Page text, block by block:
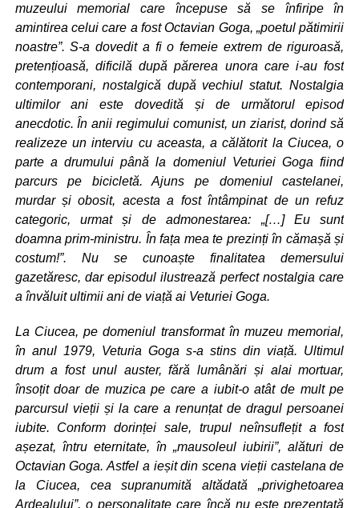
muzeului memorial care începuse să se înfiripe în
amintirea celui care a fost Octavian Goga, „poetul pătimirii
noastre”. S-a dovedit a fi o femeie extrem de riguroasă,
pretențioasă, dificilă după părerea unora care i-au fost
contemporani, nostalgică după vechiul statut. Nostalgia
ultimilor ani este dovedită și de următorul episod
anecdotic. În anii regimului comunist, un ziarist, dorind să
realizeze un interviu cu aceasta, a călătorit la Ciucea, o
parte a drumului până la domeniul Veturiei Goga fiind
parcurs pe bicicletă. Ajuns pe domeniul castelanei,
murdar și obosit, acesta a fost întâmpinat de un refuz
categoric, urmat și de admonestarea: „[…] Eu sunt
doamna prim-ministru. În fața mea te prezinți în cămașă și
costum!”. Nu se cunoaște finalitatea demersului
gazetăresc, dar episodul ilustrează perfect nostalgia care
a învăluit ultimii ani de viață ai Veturiei Goga.
La Ciucea, pe domeniul transformat în muzeu memorial,
în anul 1979, Veturia Goga s-a stins din viață. Ultimul
drum a fost unul auster, fără lumânări și alai mortuar,
însoțit doar de muzica pe care a iubit-o atât de mult pe
parcursul vieții și la care a renunțat de dragul persoanei
iubite. Conform dorinței sale, trupul neînsuflețit a fost
așezat, întru eternitate, în „mausoleul iubirii”, alături de
Octavian Goga. Astfel a ieșit din scena vieții castelana de
la Ciucea, cea supranumită altădată „privighetoarea
Ardealului”, o personalitate care încă nu este prezentată